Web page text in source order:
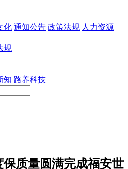
化 通知公告 政策法规 人力资源
规
知 路养科技
质量圆满完成福安世